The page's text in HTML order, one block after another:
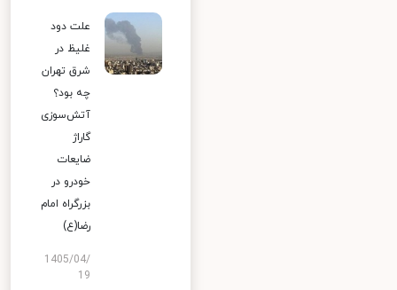
علت دود
غلیظ در
شرق تهران
چه بود؟
آتش‌سوزی
گاراژ
ضایعات
خودرو در
بزرگراه امام
رضا(ع)
1405/04/
19